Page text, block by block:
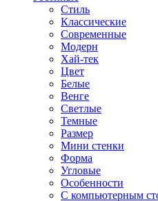
Стиль
Классические
Современные
Модерн
Хай-тек
Цвет
Белые
Венге
Светлые
Темные
Размер
Мини стенки
Форма
Угловые
Особенности
С компьютерным